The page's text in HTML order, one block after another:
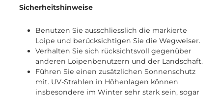
Sicherheitshinweise
Benutzen Sie ausschliesslich die markierte
Loipe und berücksichtigen Sie die Wegweiser.
Verhalten Sie sich rücksichtsvoll gegenüber
anderen Loipenbenutzern und der Landschaft.
Führen Sie einen zusätzlichen Sonnenschutz
mit. UV-Strahlen in Höhenlagen können
insbesondere im Winter sehr stark sein, sogar